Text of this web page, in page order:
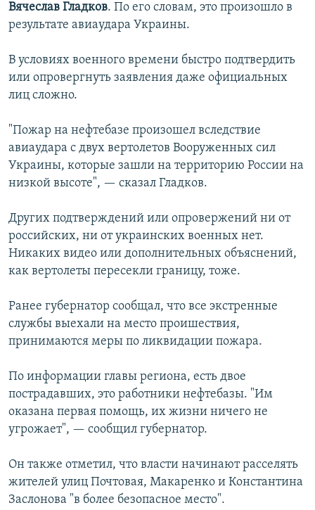
Вячеслав Гладков. По его словам, это произошло в
результате авиаудара Украины.
В условиях военного времени быстро подтвердить
или опровергнуть заявления даже официальных
лиц сложно.
"Пожар на нефтебазе произошел вследствие
авиаудара с двух вертолетов Вооруженных сил
Украины, которые зашли на территорию России на
низкой высоте", — сказал Гладков.
Других подтверждений или опровержений ни от
российских, ни от украинских военных нет.
Никаких видео или дополнительных объяснений,
как вертолеты пересекли границу, тоже.
Ранее губернатор сообщал, что все экстренные
службы выехали на место проишествия,
принимаются меры по ликвидации пожара.
По информации главы региона, есть двое
пострадавших, это работники нефтебазы. "Им
оказана первая помощь, их жизни ничего не
угрожает", — сообщил губернатор.
Он также отметил, что власти начинают расселять
жителей улиц Почтовая, Макаренко и Константина
Заслонова "в более безопасное место".